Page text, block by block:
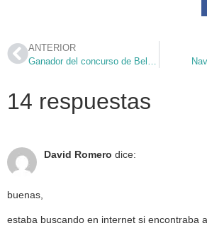
ANTERIOR
Ganador del concurso de Belenes
14 respuestas
David Romero dice:
buenas,
estaba buscando en internet si encontraba